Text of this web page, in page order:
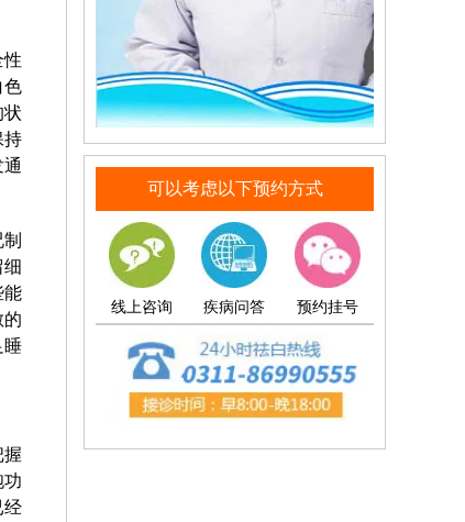
性
色
持
能
睡
经
可以考虑以下预约方式
线上咨询 疾病问答 预约挂号